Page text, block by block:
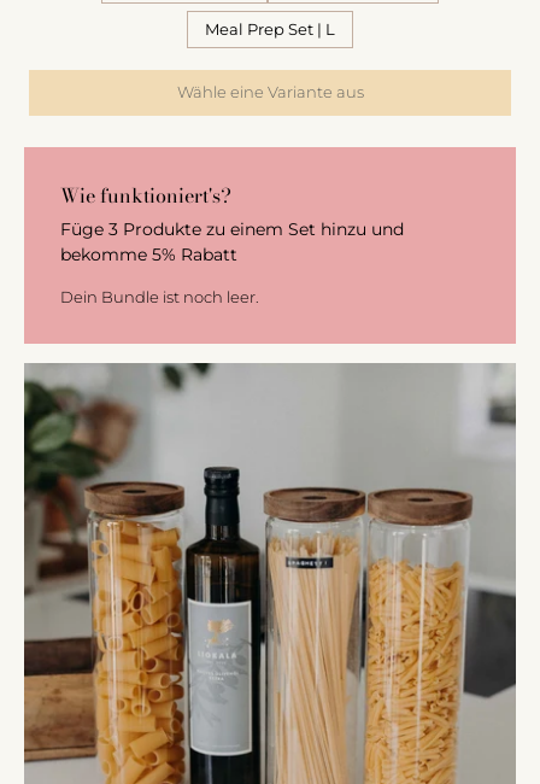
Meal Prep Set | L
Wähle eine Variante aus
Wie funktioniert's?
Füge 3 Produkte zu einem Set hinzu und
bekomme 5% Rabatt
Dein Bundle ist noch leer.